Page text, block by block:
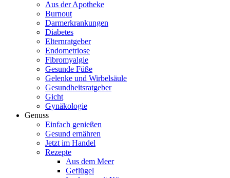
Aus der Apotheke
Burnout
Darmerkrankungen
Diabetes
Elternratgeber
Endometriose
Fibromyalgie
Gesunde Füße
Gelenke und Wirbelsäule
Gesundheitsratgeber
Gicht
Gynäkologie
Genuss
Einfach genießen
Gesund ernähren
Jetzt im Handel
Rezepte
Aus dem Meer
Geflügel